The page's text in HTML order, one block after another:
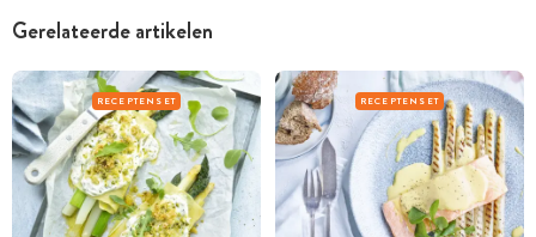
Gerelateerde artikelen
RECEPTENSET RECEPTENSET